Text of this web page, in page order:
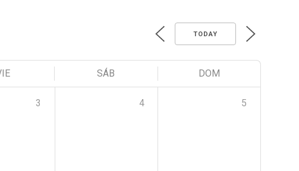
TODAY
SÁB DOM
3 4 5